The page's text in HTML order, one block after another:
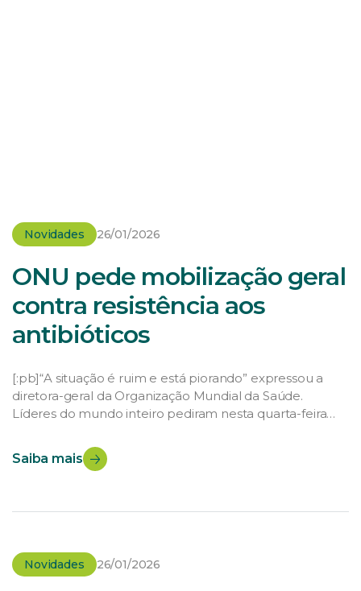
Novidades 26/01/2026
ONU pede mobilização geral
contra resistência aos
antibióticos
[:pb]“A situação é ruim e está piorando” expressou a
diretora-geral da Organização Mundial da Saúde.
Líderes do mundo inteiro pediram nesta quarta-feira
laboratórios e consumidores para frear a ameaça
crescente das chamadas superbactérias, resistentes a
Saiba mais
Novidades 26/01/2026